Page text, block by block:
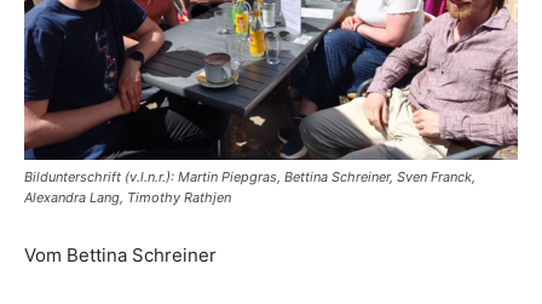
Bildunterschrift (v.l.n.r.): Martin Piepgras, Bettina Schreiner, Sven Franck,
Alexandra Lang, Timothy Rathjen
Vom Bettina Schreiner